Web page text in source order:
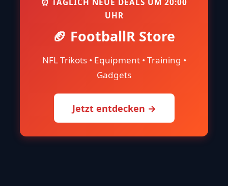
⏰ TÄGLICH NEUE DEALS UM 20:00
UHR
🏈 FootballR Store
NFL Trikots • Equipment • Training •
Gadgets
Jetzt entdecken →